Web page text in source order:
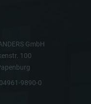
GmbH
100
9890-0